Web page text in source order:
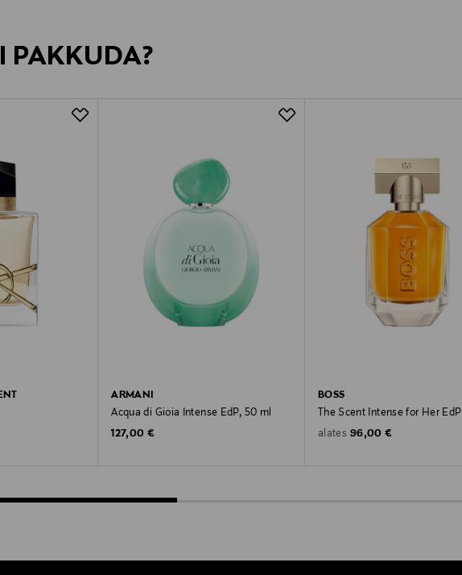
PAKKUDA?
ARMANI
Acqua di Gioia Intense EdP, 50 ml
Original Price
127,00 €
BOSS
The Scent Intense for Her EdP
alates Original Price
96,00 €